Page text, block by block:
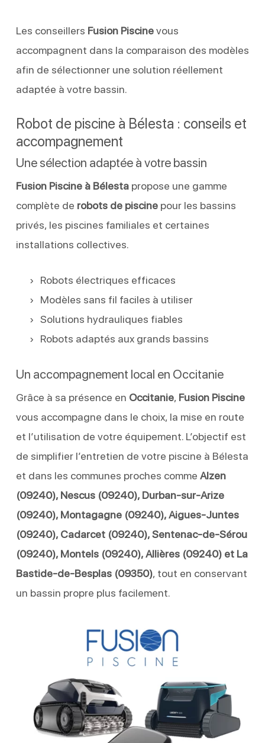
Les conseillers Fusion Piscinevous
accompagnent dans la comparaison des modèles
afin de sélectionner une solution réellement
adaptée à votre bassin.
Robot de piscine à Bélesta : conseils et
accompagnement
Une sélection adaptée à votre bassin
Fusion Piscine à Bélestapropose une gamme
complète de robots de piscinepour les bassins
privés, les piscines familiales et certaines
installations collectives.
Robots électriques efficaces
Modèles sans fil faciles à utiliser
Solutions hydrauliques fiables
Robots adaptés aux grands bassins
Un accompagnement local en Occitanie
Grâce à sa présence en Occitanie, Fusion Piscine
vous accompagne dans le choix, la mise en route
et l’utilisation de votre équipement. L’objectif est
de simplifier l’entretien de votre piscine à Bélesta
et dans les communes proches comme Alzen
(09240), Nescus (09240), Durban-sur-Arize
(09240), Montagagne (09240), Aigues-Juntes
(09240), Cadarcet (09240), Sentenac-de-Sérou
(09240), Montels (09240), Allières (09240) et La
Bastide-de-Besplas (09350), tout en conservant
un bassin propre plus facilement.